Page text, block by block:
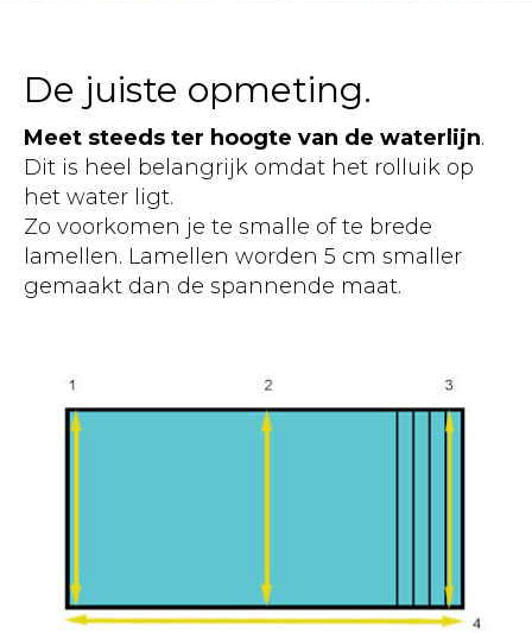
De juiste opmeting.
Meet steeds ter hoogte van de waterlijn.
Dit is heel belangrijk omdat het rolluik op
het water ligt.
Zo voorkomen je te smalle of te brede
lamellen. Lamellen worden 5 cm smaller
gemaakt dan de spannende maat.